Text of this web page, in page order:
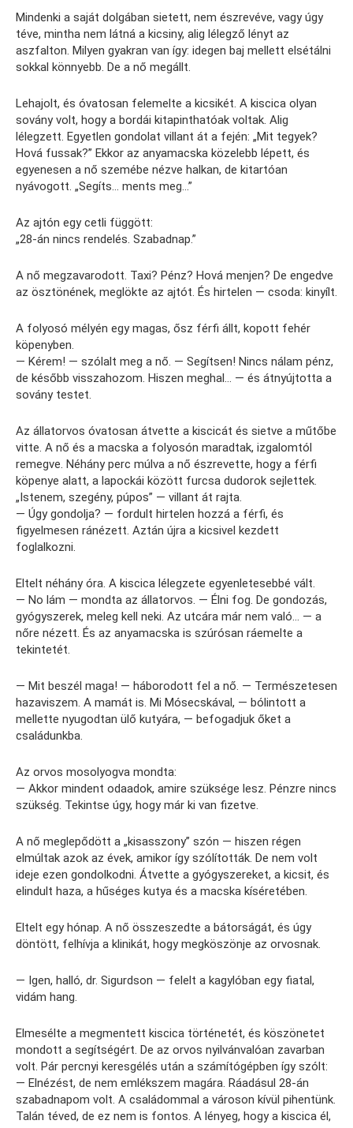
Mindenki a saját dolgában sietett, nem észrevéve, vagy úgy
téve, mintha nem látná a kicsiny, alig lélegző lényt az
aszfalton. Milyen gyakran van így: idegen baj mellett elsétálni
sokkal könnyebb. De a nő megállt.
Lehajolt, és óvatosan felemelte a kicsikét. A kiscica olyan
sovány volt, hogy a bordái kitapinthatóak voltak. Alig
lélegzett. Egyetlen gondolat villant át a fején: „Mit tegyek?
Hová fussak?” Ekkor az anyamacska közelebb lépett, és
egyenesen a nő szemébe nézve halkan, de kitartóan
nyávogott. „Segíts… ments meg…”
Az ajtón egy cetli függött:
„28-án nincs rendelés. Szabadnap.”
A nő megzavarodott. Taxi? Pénz? Hová menjen? De engedve
az ösztönének, meglökte az ajtót. És hirtelen — csoda: kinyílt.
A folyosó mélyén egy magas, ősz férfi állt, kopott fehér
köpenyben.
— Kérem! — szólalt meg a nő. — Segítsen! Nincs nálam pénz,
de később visszahozom. Hiszen meghal… — és átnyújtotta a
sovány testet.
Az állatorvos óvatosan átvette a kiscicát és sietve a műtőbe
vitte. A nő és a macska a folyosón maradtak, izgalomtól
remegve. Néhány perc múlva a nő észrevette, hogy a férfi
köpenye alatt, a lapockái között furcsa dudorok sejlettek.
„Istenem, szegény, púpos” — villant át rajta.
— Úgy gondolja? — fordult hirtelen hozzá a férfi, és
figyelmesen ránézett. Aztán újra a kicsivel kezdett
foglalkozni.
Eltelt néhány óra. A kiscica lélegzete egyenletesebbé vált.
— No lám — mondta az állatorvos. — Élni fog. De gondozás,
gyógyszerek, meleg kell neki. Az utcára már nem való… — a
nőre nézett. És az anyamacska is szúrósan ráemelte a
tekintetét.
— Mit beszél maga! — háborodott fel a nő. — Természetesen
hazaviszem. A mamát is. Mi Mósecskával, — bólintott a
mellette nyugodtan ülő kutyára, — befogadjuk őket a
családunkba.
Az orvos mosolyogva mondta:
— Akkor mindent odaadok, amire szüksége lesz. Pénzre nincs
szükség. Tekintse úgy, hogy már ki van fizetve.
A nő meglepődött a „kisasszony” szón — hiszen régen
elmúltak azok az évek, amikor így szólították. De nem volt
ideje ezen gondolkodni. Átvette a gyógyszereket, a kicsit, és
elindult haza, a hűséges kutya és a macska kíséretében.
Eltelt egy hónap. A nő összeszedte a bátorságát, és úgy
döntött, felhívja a klinikát, hogy megköszönje az orvosnak.
— Igen, halló, dr. Sigurdson — felelt a kagylóban egy fiatal,
vidám hang.
Elmesélte a megmentett kiscica történetét, és köszönetet
mondott a segítségért. De az orvos nyilvánvalóan zavarban
volt. Pár percnyi keresgélés után a számítógépben így szólt:
— Elnézést, de nem emlékszem magára. Ráadásul 28-án
szabadnapom volt. A családommal a városon kívül pihentünk.
Talán téved, de ez nem is fontos. A lényeg, hogy a kiscica él,